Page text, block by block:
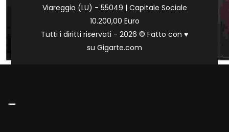
Viareggio (LU) - 55049 | Capitale Sociale
10.200,00 Euro
Tutti i diritti riservati - 2026 © Fatto con ♥
su Gigarte.com